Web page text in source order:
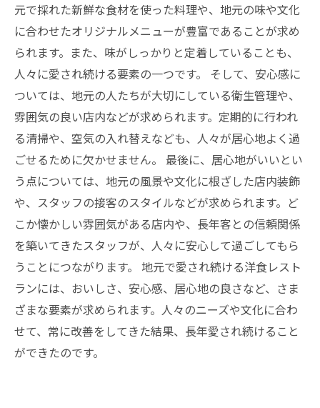
元で採れた新鮮な食材を使った料理や、地元の味や文化
に合わせたオリジナルメニューが豊富であることが求め
られます。また、味がしっかりと定着していることも、
人々に愛され続ける要素の一つです。 そして、安心感に
ついては、地元の人たちが大切にしている衛生管理や、
雰囲気の良い店内などが求められます。定期的に行われ
る清掃や、空気の入れ替えなども、人々が居心地よく過
ごせるために欠かせません。 最後に、居心地がいいとい
う点については、地元の風景や文化に根ざした店内装飾
や、スタッフの接客のスタイルなどが求められます。ど
こか懐かしい雰囲気がある店内や、長年客との信頼関係
を築いてきたスタッフが、人々に安心して過ごしてもら
うことにつながります。 地元で愛され続ける洋食レスト
ランには、おいしさ、安心感、居心地の良さなど、さま
ざまな要素が求められます。人々のニーズや文化に合わ
せて、常に改善をしてきた結果、長年愛され続けること
ができたのです。